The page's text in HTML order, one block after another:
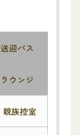
送迎バス
ラウンジ
親族控室